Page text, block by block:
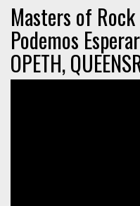
Masters of
Podemos
OPETH,